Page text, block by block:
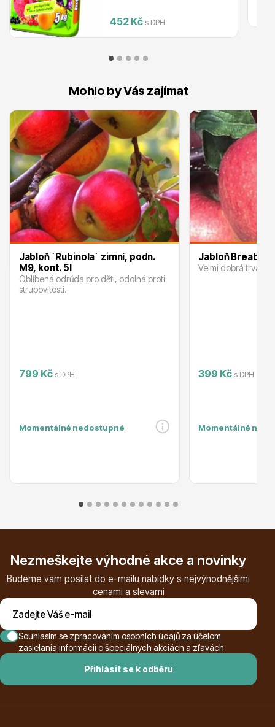
Bylinky do kuchyně
Živé ploty
Ovocné stromy
Popínavé rostliny
452 Kč s DPH
Mohlo by Vás zajímat
Jabloň ´Rubinola´ zimní, podn.
M9, kont. 5l
Oblíbená odrůda pro děti, odolná proti
strupovitosti.
799 Kč s DPH
Momentálně nedostupné
Jabloň
Velmi dobrá
399 Kč s DPH
Momentálně
Nezmeškejte výhodné akce a novinky
Budeme vám posílat do e-mailu nabídky s nejvýhodnějšími
cenami a slevami
Přihlásit se k odběru
Souhlasím se zpracováním osobních údajů za účelom
zasielania informácií o špeciálnych akciách a zľavách